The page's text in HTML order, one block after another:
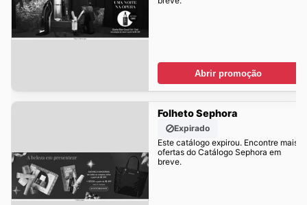
Abrir promoção
Folheto Sephora
Expirado
Este catálogo expirou. Encontre mais
ofertas do Catálogo Sephora em
breve.